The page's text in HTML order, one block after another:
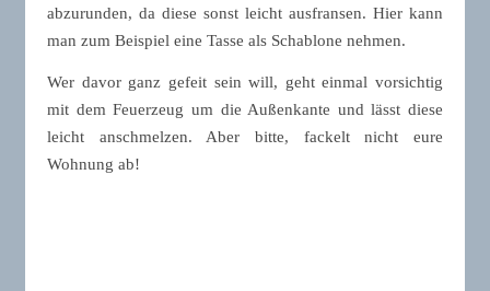
abzurunden, da diese sonst leicht ausfransen. Hier kann
man zum Beispiel eine Tasse als Schablone nehmen.
Wer davor ganz gefeit sein will, geht einmal vorsichtig
mit dem Feuerzeug um die Außenkante und lässt diese
leicht anschmelzen. Aber bitte, fackelt nicht eure
Wohnung ab!